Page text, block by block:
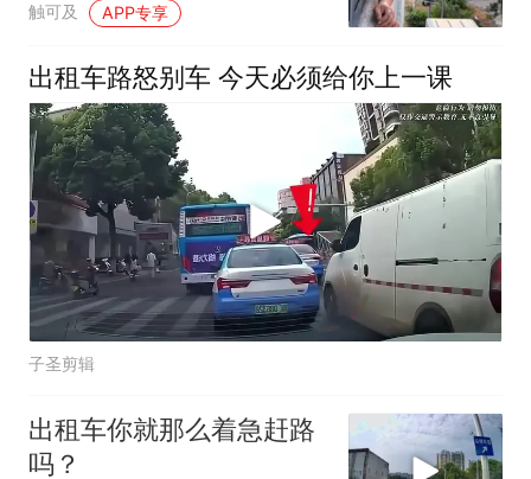
触可及 APP专享
出租车路怒别车 今天必须给你上一课
子圣剪辑
出租车你就那么着急赶路
吗？